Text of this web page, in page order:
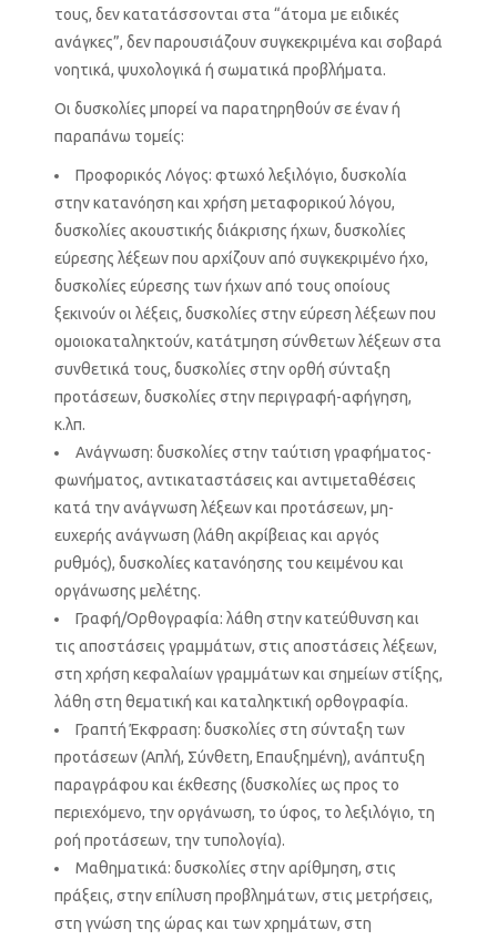
τους, δεν κατατάσσονται στα “άτομα με ειδικές
ανάγκες”, δεν παρουσιάζουν συγκεκριμένα και σοβαρά
νοητικά, ψυχολογικά ή σωματικά προβλήματα.
Οι δυσκολίες μπορεί να παρατηρηθούν σε έναν ή
παραπάνω τομείς:
Προφορικός Λόγος: φτωχό λεξιλόγιο, δυσκολία
στην κατανόηση και χρήση μεταφορικού λόγου,
δυσκολίες ακουστικής διάκρισης ήχων, δυσκολίες
εύρεσης λέξεων που αρχίζουν από συγκεκριμένο ήχο,
δυσκολίες εύρεσης των ήχων από τους οποίους
ξεκινούν οι λέξεις, δυσκολίες στην εύρεση λέξεων που
ομοιοκαταληκτούν, κατάτμηση σύνθετων λέξεων στα
συνθετικά τους, δυσκολίες στην ορθή σύνταξη
προτάσεων, δυσκολίες στην περιγραφή-αφήγηση,
κ.λπ.
Ανάγνωση: δυσκολίες στην ταύτιση γραφήματος-
φωνήματος, αντικαταστάσεις και αντιμεταθέσεις
κατά την ανάγνωση λέξεων και προτάσεων, μη-
ευχερής ανάγνωση (λάθη ακρίβειας και αργός
ρυθμός), δυσκολίες κατανόησης του κειμένου και
οργάνωσης μελέτης.
Γραφή/Ορθογραφία: λάθη στην κατεύθυνση και
τις αποστάσεις γραμμάτων, στις αποστάσεις λέξεων,
στη χρήση κεφαλαίων γραμμάτων και σημείων στίξης,
λάθη στη θεματική και καταληκτική ορθογραφία.
Γραπτή Έκφραση: δυσκολίες στη σύνταξη των
προτάσεων (Απλή, Σύνθετη, Επαυξημένη), ανάπτυξη
παραγράφου και έκθεσης (δυσκολίες ως προς το
περιεχόμενο, την οργάνωση, το ύφος, το λεξιλόγιο, τη
ροή προτάσεων, την τυπολογία).
Μαθηματικά: δυσκολίες στην αρίθμηση, στις
πράξεις, στην επίλυση προβλημάτων, στις μετρήσεις,
στη γνώση της ώρας και των χρημάτων, στη